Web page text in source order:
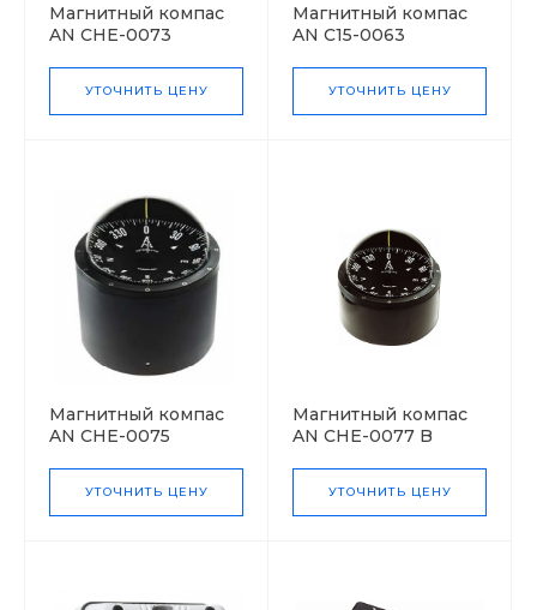
Магнитный компас
AN CHE-0073
УТОЧНИТЬ ЦЕНУ
Магнитный компас
AN C15-0063
УТОЧНИТЬ ЦЕНУ
Магнитный компас
AN CHE-0075
УТОЧНИТЬ ЦЕНУ
Магнитный компас
AN CHE-0077 B
УТОЧНИТЬ ЦЕНУ